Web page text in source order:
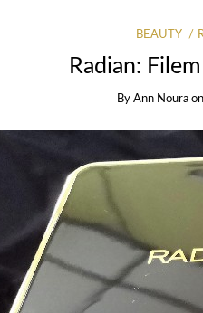
BEAUTY
Radian:
By Ann Noura on